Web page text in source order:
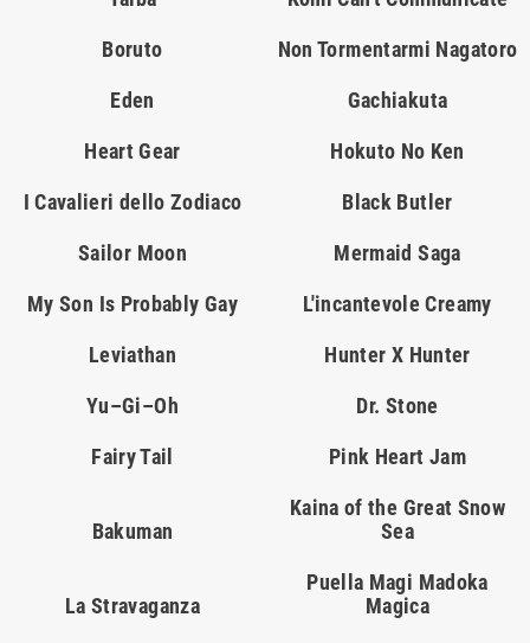
Boruto Non Tormentarmi Nagatoro
Eden Gachiakuta
Heart Gear Hokuto No Ken
I Cavalieri dello Zodiaco Black Butler
Sailor Moon Mermaid Saga
My Son Is Probably Gay L'incantevole Creamy
Leviathan Hunter X Hunter
Yu–Gi–Oh Dr. Stone
Fairy Tail Pink Heart Jam
Bakuman
Kaina of the Great Snow
Sea
La Stravaganza
Puella Magi Madoka
Magica